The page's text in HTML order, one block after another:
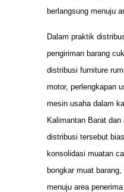
berlangsung menuju
Dalam praktik
pengiriman barang
distribusi furniture
motor, perlengkapan
mesin usaha dalam
Kalimantan Barat
distribusi tersebut
konsolidasi muatan
bongkar muat
menuju area